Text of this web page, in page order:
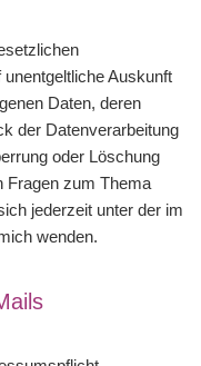
Auskunft
Daten, deren
der Datenverarbeitung
oder Löschung
Fragen zum Thema
jederzeit unter der im
wenden.